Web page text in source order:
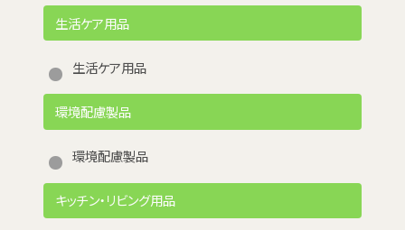
生活ケア用品
生活ケア用品
環境配慮製品
環境配慮製品
キッチン・リビング用品